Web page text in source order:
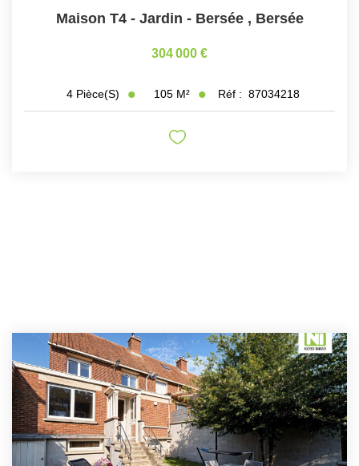
Maison T4 - Jardin - Bersée , Bersée
304 000 €
4 Pièce(s) 105 M² Réf : 87034218